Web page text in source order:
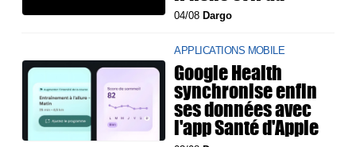
04/08 Dargo
APPLICATIONS MOBILE
Google Health
synchronise enfin
ses données avec
l'app Santé d'Apple